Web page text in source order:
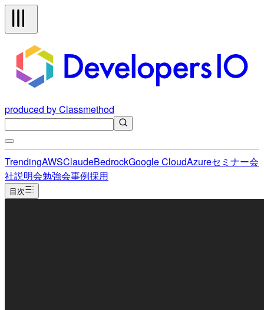
produced by Classmethod
TrendingAWSClaudeBedrockGoogle CloudAzureセミナー会
社説明会勉強会事例採用
目次